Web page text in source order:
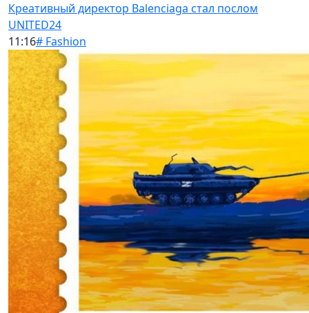
Креативный директор Balenciaga стал послом
UNITED24
11:16# Fashion